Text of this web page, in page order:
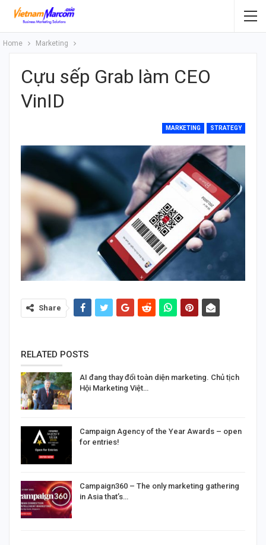
Home Marketing
Cựu sếp Grab làm CEO
VinID
MARKETING STRATEGY
Share
RELATED POSTS
AI đang thay đổi toàn diện marketing. Chủ tịch
Hội Marketing Việt…
Campaign Agency of the Year Awards – open
for entries!
Campaign360 – The only marketing gathering
in Asia that’s…